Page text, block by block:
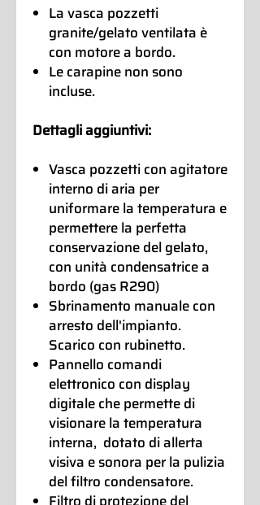
La vasca pozzetti
granite/gelato ventilata è
con motore a bordo.
Le carapine non sono
incluse.
Dettagli aggiuntivi:
Vasca pozzetti con agitatore
interno di aria per
uniformare la temperatura e
permettere la perfetta
conservazione del gelato,
con unità condensatrice a
bordo (gas R290)
Sbrinamento manuale con
arresto dell'impianto.
Scarico con rubinetto.
Pannello comandi
elettronico con display
digitale che permette di
visionare la temperatura
interna, dotato di allerta
visiva e sonora per la pulizia
del filtro condensatore.